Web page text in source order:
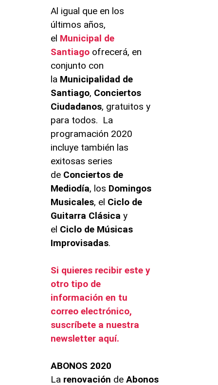
Al igual que en los
últimos años,
el Municipal de
Santiago ofrecerá, en
conjunto con
la Municipalidad de
Santiago, Conciertos
Ciudadanos, gratuitos y
para todos. La
programación 2020
incluye también las
exitosas series
de Conciertos de
Mediodía, los Domingos
Musicales, el Ciclo de
Guitarra Clásica y
el Ciclo de Músicas
Improvisadas.
Si quieres recibir este y
otro tipo de
información en tu
correo electrónico,
suscríbete a nuestra
newsletter aquí.
ABONOS 2020
La renovación de Abonos